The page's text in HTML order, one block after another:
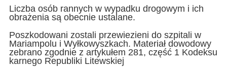
Liczba osób rannych w wypadku drogowym i ich
obrażenia są obecnie ustalane.
Poszkodowani zostali przewiezieni do szpitali w
Mariampolu i Wyłkowyszkach. Materiał dowodowy
zebrano zgodnie z artykułem 281, część 1 Kodeksu
karnego Republiki Litewskiej